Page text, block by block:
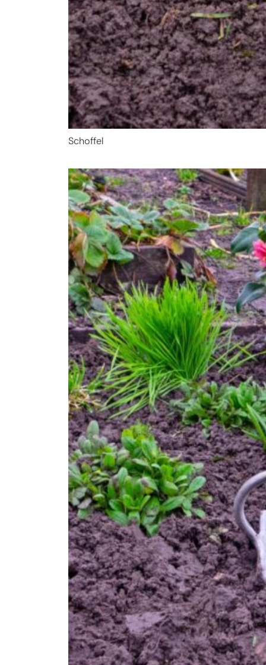
Schoffel